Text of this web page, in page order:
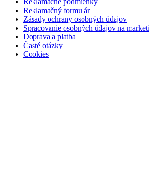
Reklamačný formulár
Zásady ochrany osobných údajov
Spracovanie osobných údajov na
Doprava a platba
Časté otázky
Cookies